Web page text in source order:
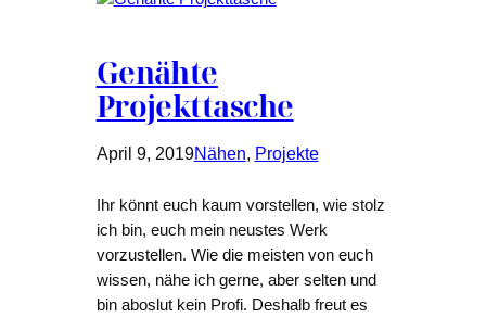
Genähte
Projekttasche
April 9, 2019Nähen, Projekte
Ihr könnt euch kaum vorstellen, wie stolz
ich bin, euch mein neustes Werk
vorzustellen. Wie die meisten von euch
wissen, nähe ich gerne, aber selten und
bin aboslut kein Profi. Deshalb freut es